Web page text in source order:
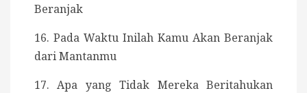
Beranjak
16. Pada Waktu Inilah Kamu Akan Beranjak
dari Mantanmu
17. Apa yang Tidak Mereka Beritahukan